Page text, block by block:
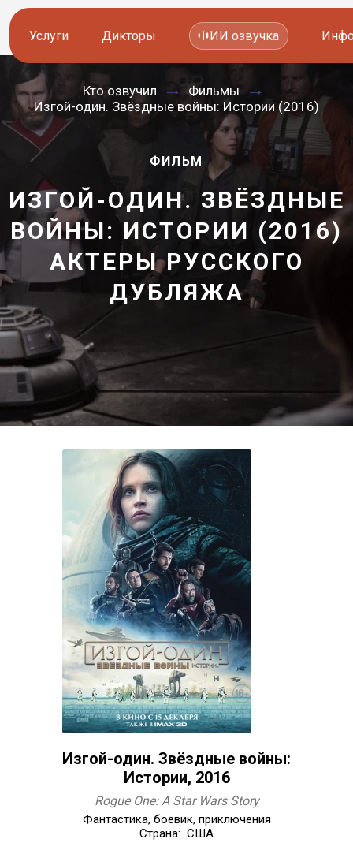
Услуги
Озвучка видео
Работа с аудио
Работа с текстом
Локализация и перевод
Другие услуги
Дикторы
Иностранные дикторы
Русские дикторы
Актеры озвучки
Контакты дикторов
ИИ голоса
ИИ озвучка
Кто озвучил
Фильмы
Изгой-один. Звёздные войны: Истории (2016)
ФИЛЬМ
ИЗГОЙ-ОДИН. ЗВЁЗДНЫЕ
ВОЙНЫ: ИСТОРИИ (2016)
—
АКТЕРЫ РУССКОГО
ДУБЛЯЖА
Изгой-один. Звёздные войны:
Истории, 2016
Rogue One: A Star Wars Story
Фантастика, боевик, приключения
Страна: США